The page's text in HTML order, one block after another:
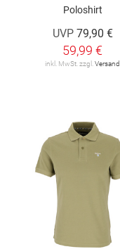
Poloshirt
UVP 79,90 €
59,99 €
inkl. MwSt. zzgl. Versand